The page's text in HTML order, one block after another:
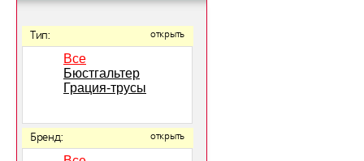
Тип: открыть
Все
Бюстгальтер
Грация-трусы
Бренд: открыть